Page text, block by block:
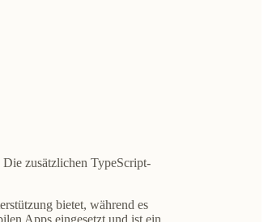
zusätzlichen TypeScript-
bietet, während es